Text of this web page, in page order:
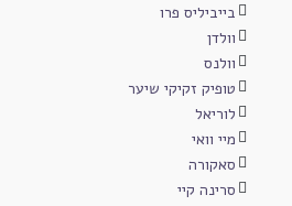
בייביליס פרו
וולדן
וולנס
טופיק זקיקי שיער
לוריאל
מיי וואי
סאקורה
סרינה קיי